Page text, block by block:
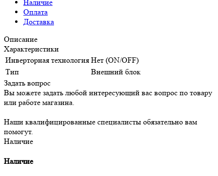
Наличие
Оплата
Доставка
Описание
Характеристики
Инверторная технология Нет (ON/OFF)
Тип
Внешний блок
Задать вопрос
Вы можете задать любой интересующий вас вопрос по товару
или работе магазина.
Наши квалифицированные специалисты обязательно вам
помогут.
Наличие
Наличие